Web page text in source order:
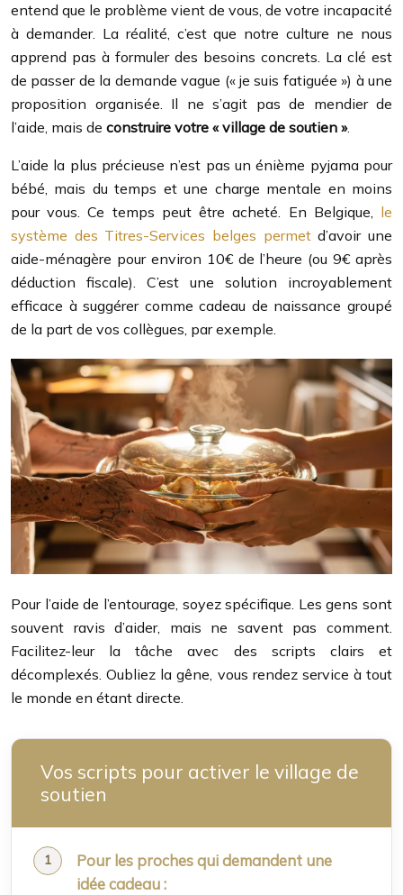
entend que le problème vient de vous, de votre incapacité
à demander. La réalité, c’est que notre culture ne nous
apprend pas à formuler des besoins concrets. La clé est
de passer de la demande vague (« je suis fatiguée ») à une
proposition organisée. Il ne s’agit pas de mendier de
l’aide, mais de construire votre « village de soutien ».
L’aide la plus précieuse n’est pas un énième pyjama pour
bébé, mais du temps et une charge mentale en moins
pour vous. Ce temps peut être acheté. En Belgique, le
système des Titres-Services belges permetd’avoir une
aide-ménagère pour environ 10€ de l’heure (ou 9€ après
déduction fiscale). C’est une solution incroyablement
efficace à suggérer comme cadeau de naissance groupé
de la part de vos collègues, par exemple.
Pour l’aide de l’entourage, soyez spécifique. Les gens sont
souvent ravis d’aider, mais ne savent pas comment.
Facilitez-leur la tâche avec des scripts clairs et
décomplexés. Oubliez la gêne, vous rendez service à tout
le monde en étant directe.
Vos scripts pour activer le village de
soutien
Pour les proches qui demandent une
idée cadeau :